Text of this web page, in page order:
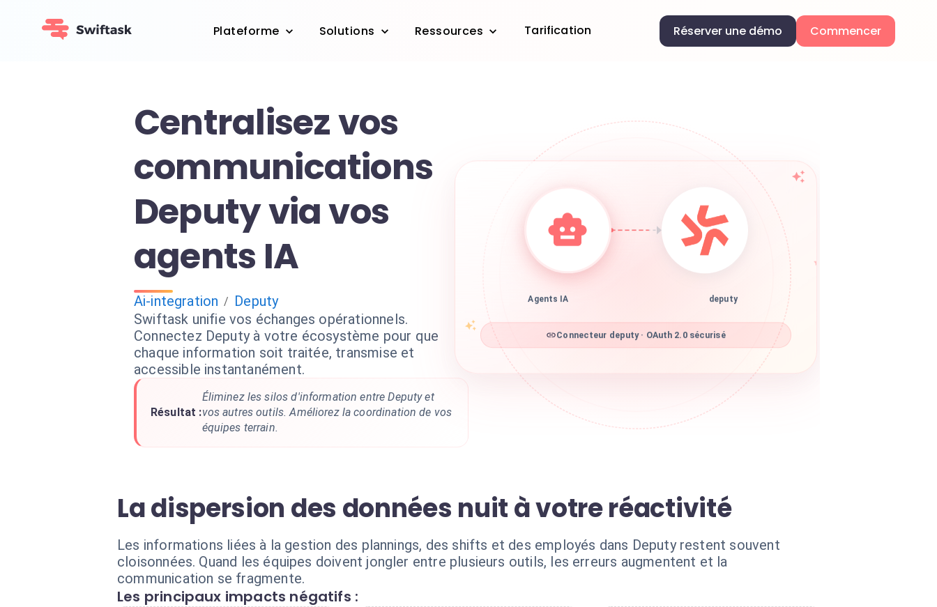
Plateforme Solutions Ressources Tarification Réserver une démo Commencer
Centralisez vos
communications
Deputy via vos
agents IA
Ai-integration / Deputy
Swiftask unifie vos échanges opérationnels.
Connectez Deputy à votre écosystème pour que
chaque information soit traitée, transmise et
accessible instantanément.
Résultat :
Éliminez les silos d'information entre Deputy et
vos autres outils. Améliorez la coordination de vos
équipes terrain.
Agents IA deputy
Connecteur deputy · OAuth 2.0 sécurisé
La dispersion des données nuit à votre réactivité
Les informations liées à la gestion des plannings, des shifts et des employés dans Deputy restent souvent
cloisonnées. Quand les équipes doivent jongler entre plusieurs outils, les erreurs augmentent et la
communication se fragmente.
Les principaux impacts négatifs :